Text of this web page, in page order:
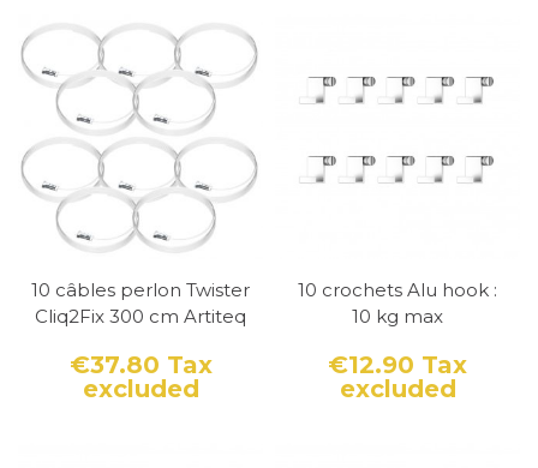
10 câbles perlon Twister
Cliq2Fix 300 cm Artiteq
Price
€37.80 Tax
excluded
10 crochets Alu hook :
10 kg max
Price
€12.90 Tax
excluded